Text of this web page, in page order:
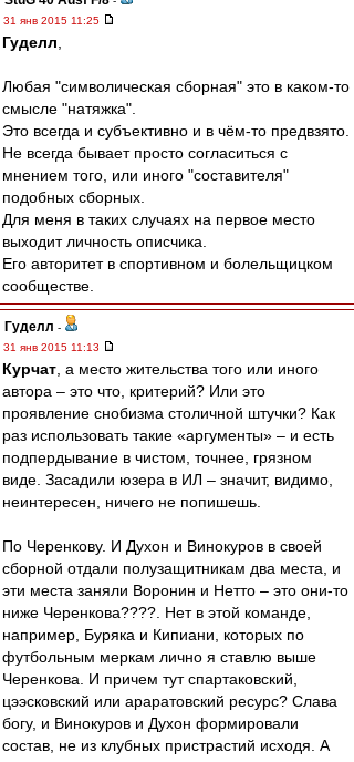
31 янв 2015 11:25
Гуделл
Любая "символическая сборная" это в каком-то
смысле "натяжка".
Это всегда и субъективно и в чём-то предвзято.
Не всегда бывает просто согласиться с
мнением того, или иного "составителя"
подобных сборных.
Для меня в таких случаях на первое место
выходит личность описчика.
Его авторитет в спортивном и болельщицком
сообществе.
Гуделл -
31 янв 2015 11:13
Курчат , а место жительства того или иного
автора – это что, критерий? Или это
проявление снобизма столичной штучки? Как
раз использовать такие «аргументы» – и есть
подпердывание в чистом, точнее, грязном
виде. Засадили юзера в ИЛ – значит, видимо,
неинтересен, ничего не попишешь.
По Черенкову. И Духон и Винокуров в своей
сборной отдали полузащитникам два места, и
эти места заняли Воронин и Нетто – это они-то
ниже Черенкова????. Нет в этой команде,
например, Буряка и Кипиани, которых по
футбольным меркам лично я ставлю выше
Черенкова. И причем тут спартаковский,
цээсковский или араратовский ресурс? Слава
богу, и Винокуров и Духон формировали
состав, не из клубных пристрастий исходя. А